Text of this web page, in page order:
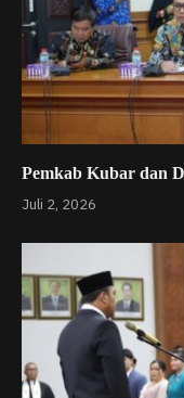
Pemkab Kubar dan
Juli 2, 2026